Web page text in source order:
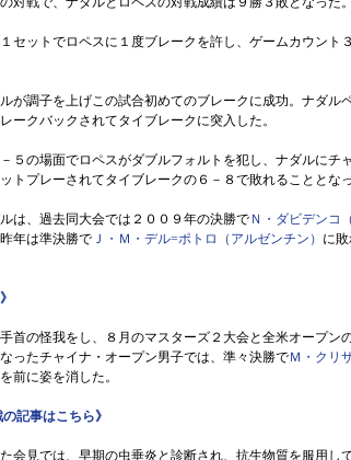
セットでロペスに１度ブレークを許し、ゲームカウント
が調子を上げこの試合初めてのブレークに成功。ナダル
ークバックされてタイブレークに突入した。
５の場面でロペスがダブルフォルトを犯し、ナダルにチ
トプレーされてタイブレークの６－８で敗れることとなっ
は、過去同大会では２００９年の決勝で Ｎ・ダビデンコ
年は準決勝で Ｊ・Ｍ・デル=ポトロ（アルゼンチン） に
首の怪我をし、８月のマスターズ２大会と全米オープン
ったチャイナ・オープン男子では、準々決勝でＭ・クリ
前に姿を消した。
記事はこちら》
会見では、早期の虫垂炎と診断され、抗生物質を服用し